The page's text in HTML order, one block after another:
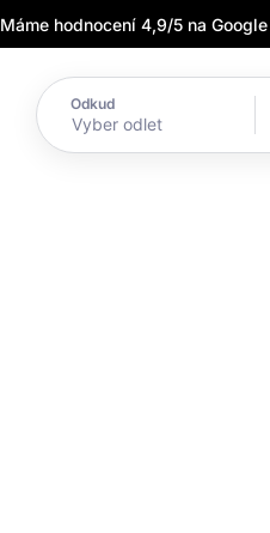
Máme hodnocení 4,9/5 na Google
Odkud